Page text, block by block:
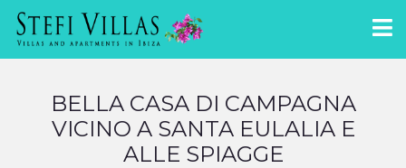
BELLA CASA DI CAMPAGNA
VICINO A SANTA EULALIA E
ALLE SPIAGGE